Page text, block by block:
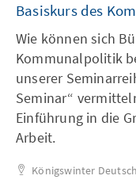
Basiskurs des
Wie können sich
Kommunalpolitik
unserer
Seminar“
Einführung in die
Arbeit.
Königswinter